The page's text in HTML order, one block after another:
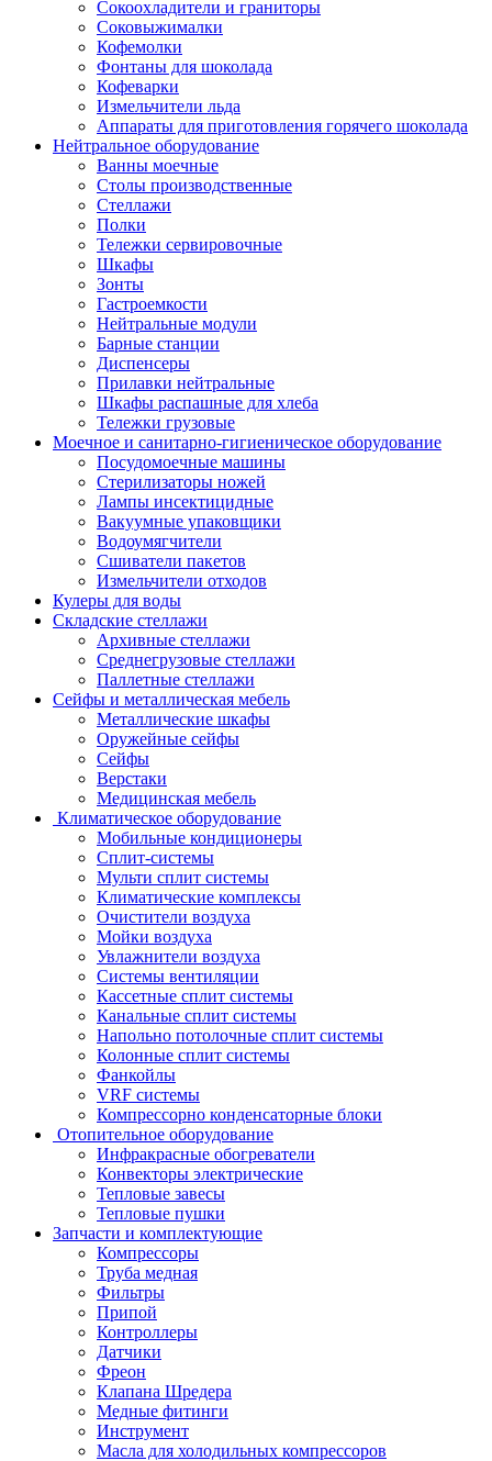
Сокоохладители и граниторы
Соковыжималки
Кофемолки
Фонтаны для шоколада
Кофеварки
Измельчители льда
Аппараты для приготовления горячего шоколада
Нейтральное оборудование
Ванны моечные
Столы производственные
Стеллажи
Полки
Тележки сервировочные
Шкафы
Зонты
Гастроемкости
Нейтральные модули
Барные станции
Диспенсеры
Прилавки нейтральные
Шкафы распашные для хлеба
Тележки грузовые
Моечное и санитарно-гигиеническое оборудование
Посудомоечные машины
Стерилизаторы ножей
Лампы инсектицидные
Вакуумные упаковщики
Водоумягчители
Сшиватели пакетов
Измельчители отходов
Кулеры для воды
Складские стеллажи
Архивные стеллажи
Среднегрузовые стеллажи
Паллетные стеллажи
Сейфы и металлическая мебель
Металлические шкафы
Оружейные сейфы
Сейфы
Верстаки
Медицинская мебель
Климатическое оборудование
Мобильные кондиционеры
Сплит-системы
Мульти сплит системы
Климатические комплексы
Очистители воздуха
Мойки воздуха
Увлажнители воздуха
Системы вентиляции
Кассетные сплит системы
Канальные сплит системы
Напольно потолочные сплит системы
Колонные сплит системы
Фанкойлы
VRF системы
Компрессорно конденсаторные блоки
Отопительное оборудование
Инфракрасные обогреватели
Конвекторы электрические
Тепловые завесы
Тепловые пушки
Запчасти и комплектующие
Компрессоры
Труба медная
Фильтры
Припой
Контроллеры
Датчики
Фреон
Клапана Шредера
Медные фитинги
Инструмент
Масла для холодильных компрессоров